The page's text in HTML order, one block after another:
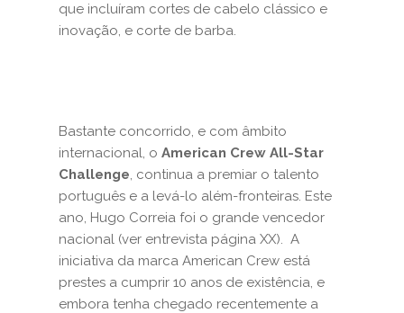
que incluíram cortes de cabelo clássico e
inovação, e corte de barba.
Bastante concorrido, e com âmbito
internacional, o American Crew All-Star
Challenge, continua a premiar o talento
português e a levá-lo além-fronteiras. Este
ano, Hugo Correia foi o grande vencedor
nacional (ver entrevista página XX). A
iniciativa da marca American Crew está
prestes a cumprir 10 anos de existência, e
embora tenha chegado recentemente a